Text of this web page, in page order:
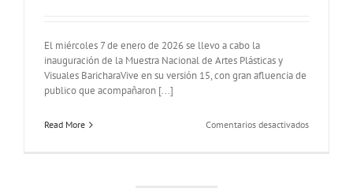
El miércoles 7 de enero de 2026 se llevo a cabo la
inauguración de la Muestra Nacional de Artes Plásticas y
Visuales BaricharaVive en su versión 15, con gran afluencia de
publico que acompañaron [...]
Read More Comentarios desactivadosen